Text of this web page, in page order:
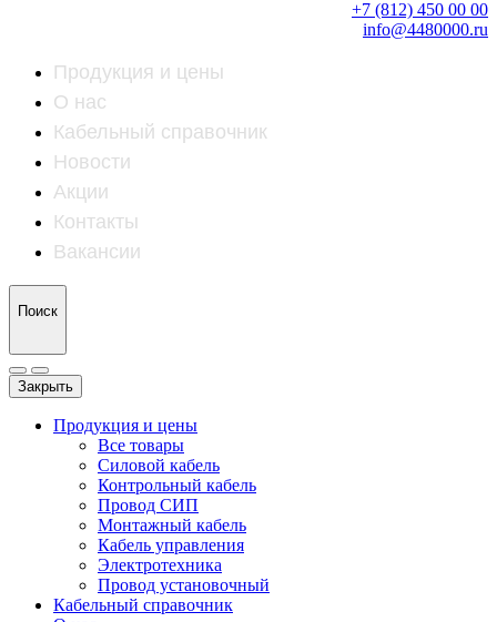
+7 (812) 450 00 00
info@4480000.ru
Продукция и цены
О нас
Кабельный справочник
Новости
Акции
Контакты
Вакансии
Поиск
Закрыть
Продукция и цены
Все товары
Силовой кабель
Контрольный кабель
Провод СИП
Монтажный кабель
Кабель управления
Электротехника
Провод установочный
Кабельный справочник